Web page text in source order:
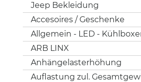
Jeep Bekleidung
Accesoires / Geschenke
Allgemein - LED -
ARB LINX
Anhängelasterhöhung
Auflastung zul.